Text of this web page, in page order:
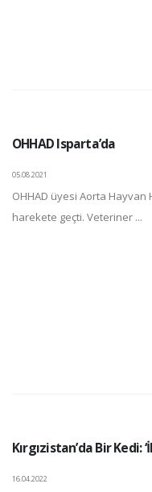
OHHAD Isparta’da
05.08.2021
OHHAD üyesi Aorta Hayvan
harekete geçti. Veteriner ...
Kırgızistan’da Bir Kedi:
16.04.2022